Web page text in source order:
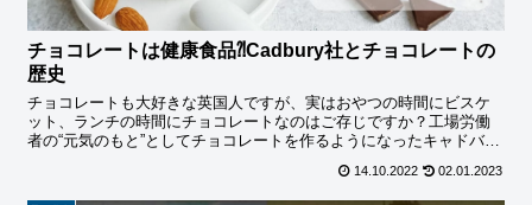
チョコレートは健康食品⁈Cadbury社とチョコレートの
歴史
チョコレートも大好きな英国人ですが、実はおやつの時間にビスケ
ット、ランチの時間にチョコレートなのはご存じですか？工場労働
者の“元気のもと”としてチョコレートを作るようになったキャドバリ
14.10.2022 02.01.2023